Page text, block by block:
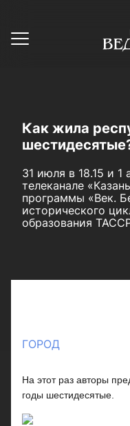
Как жила
31 июля в 18.15 и 1
телеканале
программы «Век.
исторического
образования
ГОРОД
На этот раз авторы
годы шестидесятые.